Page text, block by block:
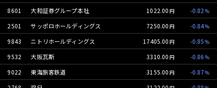
8601
大和証券グループ本社 1022.00
-0.82
2501
サッポロホールディングス 7250.00
-0.84
9843
ニトリホールディングス 17405.00
-0.85
9532
大阪瓦斯 3310.00
-0.86
9022
東海旅客鉄道 3155.00
-0.87